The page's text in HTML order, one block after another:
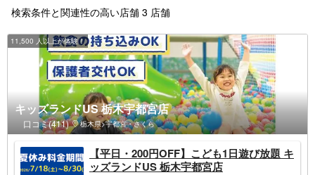
検索条件と関連性の高い店舗 3 店舗
11,500 人以上が体験！
キッズランドUS 栃木宇都宮店
口コミ(411) 栃木県>宇都宮・さくら
【平日・200円OFF】こども1日遊び放題 キ
ッズランドUS 栃木宇都宮店